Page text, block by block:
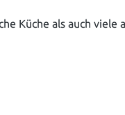
Küche als auch viele